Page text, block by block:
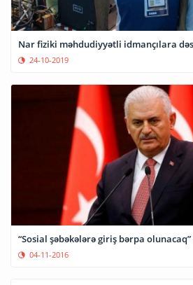
Nar fiziki məhdudiyyətli idmançılara
24-10-2019
“Sosial şəbəkələrə giriş bərpa olunacaq”
04-11-2016